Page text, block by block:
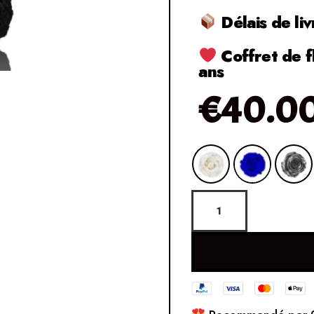
Délais de
Coffret de
ans
€